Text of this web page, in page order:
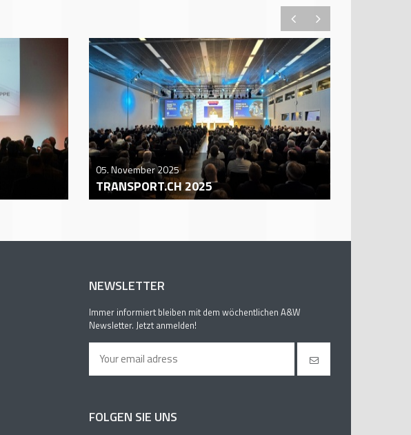
05. November 2025
TRANSPORT.CH 2025
NEWSLETTER
Immer informiert bleiben mit dem wöchentlichen A&W
Newsletter. Jetzt anmelden!
FOLGEN SIE UNS